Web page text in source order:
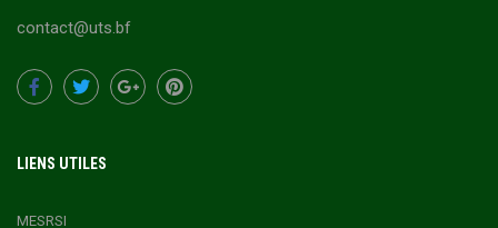
contact@uts.bf
LIENS UTILES
MESRSI